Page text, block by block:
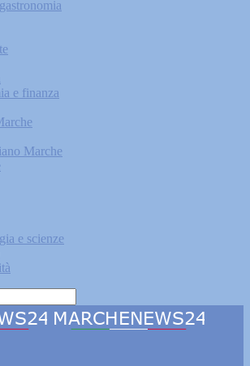
e finanza
Marche
e scienze